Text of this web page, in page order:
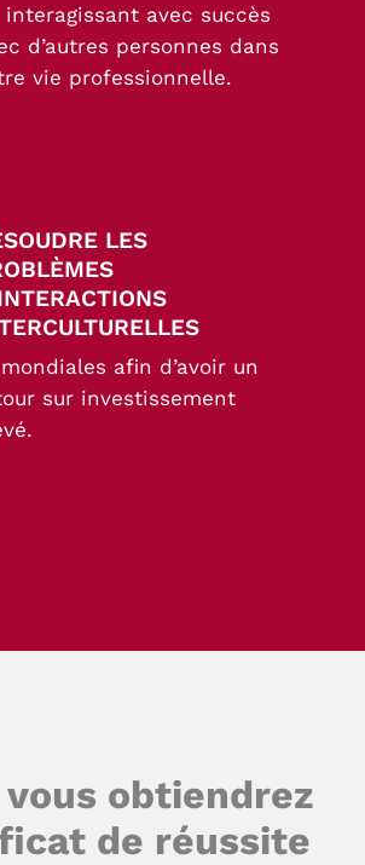
interagissant avec succès
d’autres personnes dans
vie professionnelle.
LES
afin d’avoir un
sur investissement
vous obtiendrez
de réussite